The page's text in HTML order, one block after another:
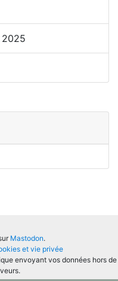
Mastodon.
et vie privée
envoyant vos données hors de